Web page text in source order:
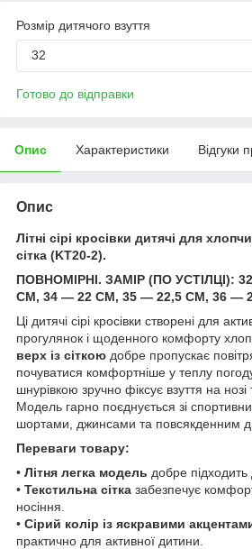
Розмір дитячого взуття
32
Готово до відправки
Опис Характеристики Відгуки
Опис
Літні сірі кросівки дитячі для
сітка (KT20-2).
ПОВНОМІРНІ. ЗАМІР (ПО УСТІЛЦІ):
СМ, 34 — 22 СМ, 35 — 22,5 СМ, 36 —
Ці дитячі сірі кросівки створені для
прогулянок і щоденного комфорту
верх із сіткою добре пропускає
почуватися комфортніше у теплу
шнурівкою зручно фіксує взуття на
Модель гарно поєднується зі
шортами, джинсами та повсякденним
Переваги товару:
• Літня легка модель добре підходить
• Текстильна сітка забезпечує
носіння.
• Сірий колір із яскравими
практично для активної дитини.